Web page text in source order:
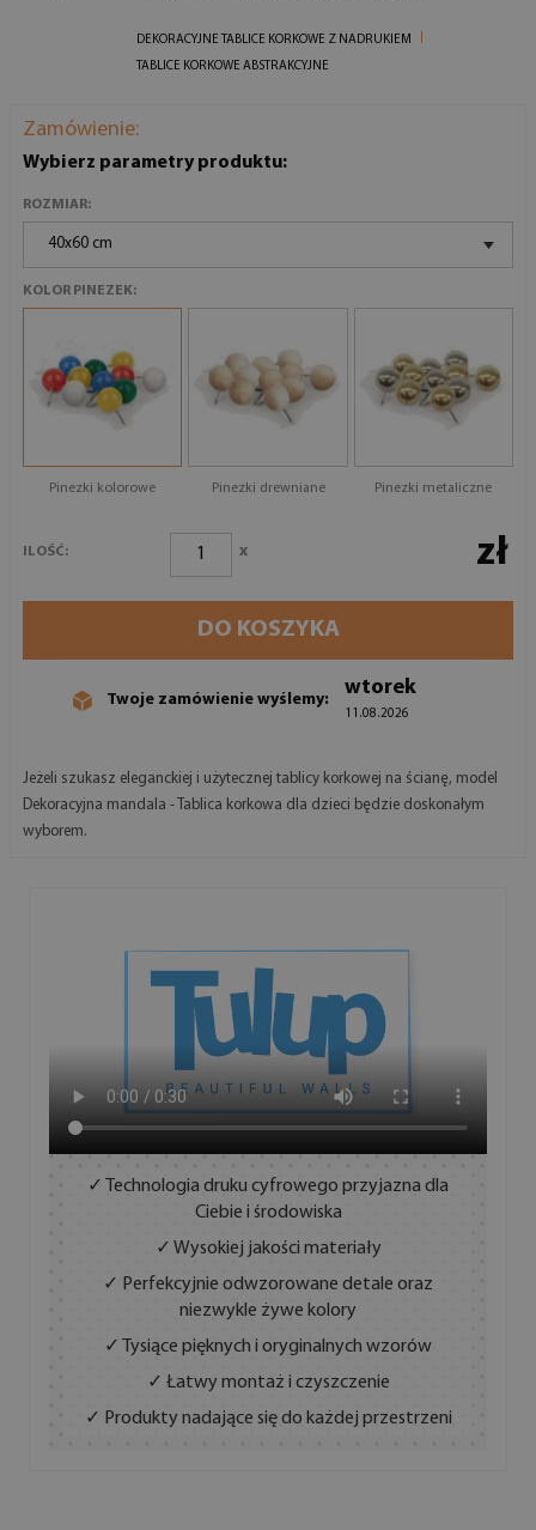
DEKORACYJNE TABLICE KORKOWE Z NADRUKIEM
TABLICE KORKOWE ABSTRAKCYJNE
Zamówienie:
Wybierz parametry produktu:
ROZMIAR:
40x60 cm
KOLOR PINEZEK:
Pinezki kolorowe Pinezki drewniane Pinezki metaliczne
ILOŚĆ: x zł
DO KOSZYKA
Twoje zamówienie wyślemy:
wtorek
11.08.2026
Jeżeli szukasz eleganckiej i użytecznej tablicy korkowej na ścianę, model
Dekoracyjna mandala - Tablica korkowa dla dzieci będzie doskonałym
wyborem.
✓ Technologia druku cyfrowego przyjazna dla
Ciebie i środowiska
✓ Wysokiej jakości materiały
✓ Perfekcyjnie odwzorowane detale oraz
niezwykle żywe kolory
✓ Tysiące pięknych i oryginalnych wzorów
✓ Łatwy montaż i czyszczenie
✓ Produkty nadające się do każdej przestrzeni